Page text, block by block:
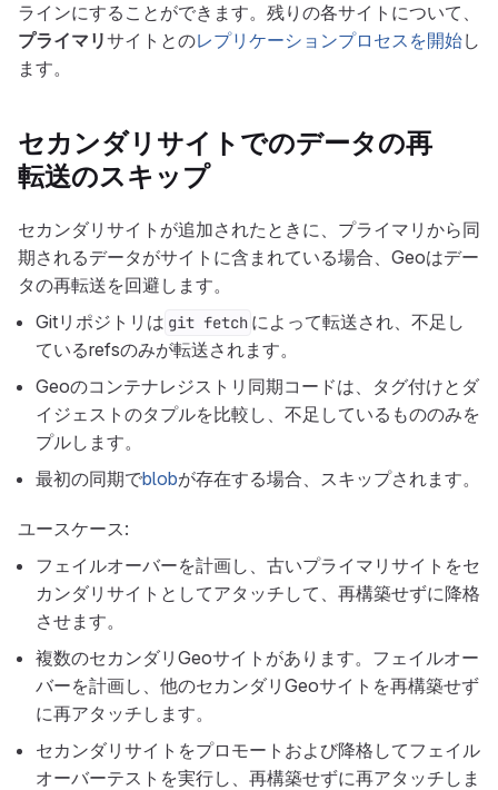
ラインにすることができます。残りの各サイトについて、
プライマリサイトとのレプリケーションプロセスを開始し
ます。
セカンダリ サイトでのデータの再
転送のスキップ
セカンダリサイトが追加されたときに、プライマリから同
期されるデータがサイトに含まれている場合、Geoはデー
タの再転送を回避します。
Gitリポジトリは git fetch によって転送され、不足し
ているrefsのみが転送されます。
Geoのコンテナレジストリ同期コードは、タグ付けとダ
イジェストのタプルを比較し、不足しているもののみを
プルします。
最初の同期でblobが存在する場合、スキップされます。
ユースケース:
フェイルオーバーを計画し、古いプライマリサイトをセ
カンダリサイトとしてアタッチして、再構築せずに降格
させます。
複数のセカンダリGeoサイトがあります。フェイルオー
バーを計画し、他のセカンダリGeoサイトを再構築せず
に再アタッチします。
セカンダリサイトをプロモートおよび降格してフェイル
オーバーテストを実行し、再構築せずに再アタッチしま